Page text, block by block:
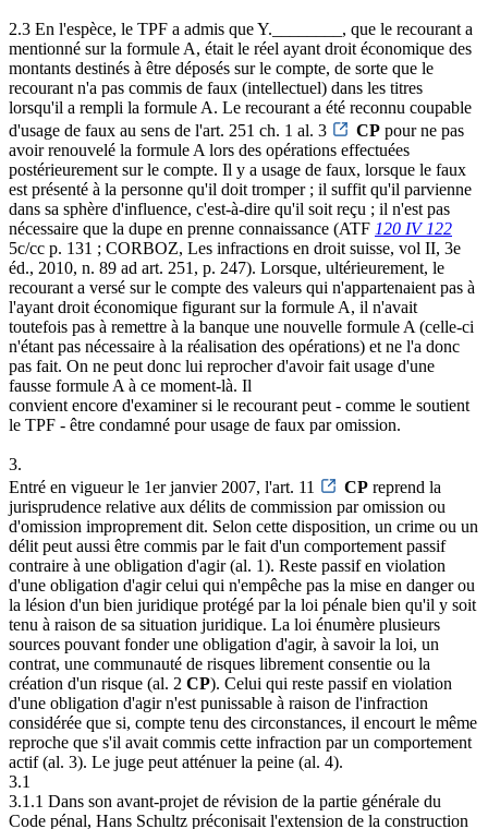
2.3 En l'espèce, le TPF a admis que Y.________, que le recourant a
mentionné sur la formule A, était le réel ayant droit économique des
montants destinés à être déposés sur le compte, de sorte que le
recourant n'a pas commis de faux (intellectuel) dans les titres
lorsqu'il a rempli la formule A. Le recourant a été reconnu coupable
d'usage de faux au sens de l'art. 251 ch. 1 al. 3
CP pour ne pas
avoir renouvelé la formule A lors des opérations effectuées
postérieurement sur le compte. Il y a usage de faux, lorsque le faux
est présenté à la personne qu'il doit tromper ; il suffit qu'il parvienne
dans sa sphère d'influence, c'est-à-dire qu'il soit reçu ; il n'est pas
nécessaire que la dupe en prenne connaissance (ATF 120 IV 122
5c/cc p. 131 ; CORBOZ, Les infractions en droit suisse, vol II, 3e
éd., 2010, n. 89 ad art. 251, p. 247). Lorsque, ultérieurement, le
recourant a versé sur le compte des valeurs qui n'appartenaient pas à
l'ayant droit économique figurant sur la formule A, il n'avait
toutefois pas à remettre à la banque une nouvelle formule A (celle-ci
n'étant pas nécessaire à la réalisation des opérations) et ne l'a donc
pas fait. On ne peut donc lui reprocher d'avoir fait usage d'une
fausse formule A à ce moment-là. Il
convient encore d'examiner si le recourant peut - comme le soutient
le TPF - être condamné pour usage de faux par omission.
3.
Entré en vigueur le 1er janvier 2007, l'art. 11
CP reprend la
jurisprudence relative aux délits de commission par omission ou
d'omission improprement dit. Selon cette disposition, un crime ou un
délit peut aussi être commis par le fait d'un comportement passif
contraire à une obligation d'agir (al. 1). Reste passif en violation
d'une obligation d'agir celui qui n'empêche pas la mise en danger ou
la lésion d'un bien juridique protégé par la loi pénale bien qu'il y soit
tenu à raison de sa situation juridique. La loi énumère plusieurs
sources pouvant fonder une obligation d'agir, à savoir la loi, un
contrat, une communauté de risques librement consentie ou la
création d'un risque (al. 2 CP). Celui qui reste passif en violation
d'une obligation d'agir n'est punissable à raison de l'infraction
considérée que si, compte tenu des circonstances, il encourt le même
reproche que s'il avait commis cette infraction par un comportement
actif (al. 3). Le juge peut atténuer la peine (al. 4).
3.1
3.1.1 Dans son avant-projet de révision de la partie générale du
Code pénal, Hans Schultz préconisait l'extension de la construction